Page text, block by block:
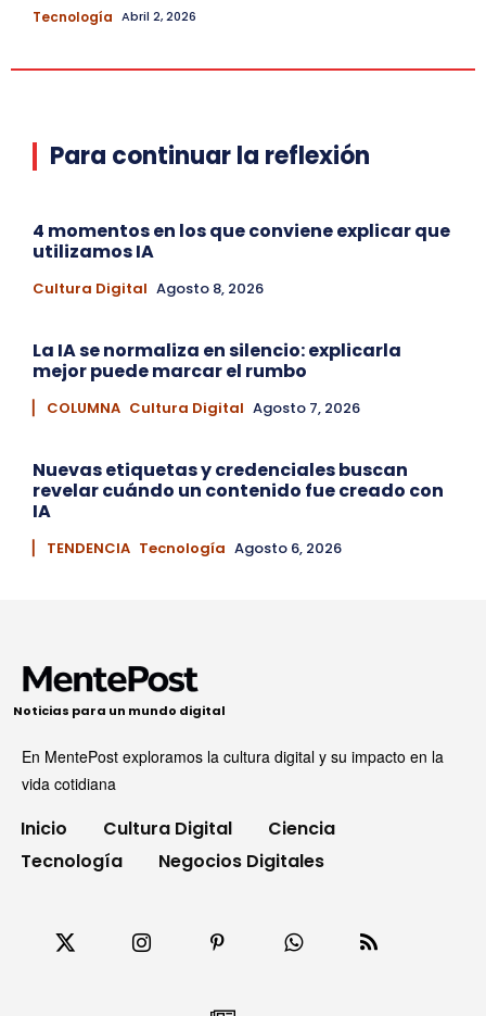
Tecnología Abril 2, 2026
Para continuar la reflexión
4 momentos en los que conviene explicar que
utilizamos IA
Cultura Digital Agosto 8, 2026
La IA se normaliza en silencio: explicarla
mejor puede marcar el rumbo
▏ COLUMNA Cultura Digital Agosto 7, 2026
Nuevas etiquetas y credenciales buscan
revelar cuándo un contenido fue creado con
IA
▏ TENDENCIA Tecnología Agosto 6, 2026
Noticias para un mundo digital
En MentePost exploramos la cultura digital y su impacto en la
vida cotidiana
Inicio Cultura Digital
Ciencia
Tecnología
Negocios Digitales